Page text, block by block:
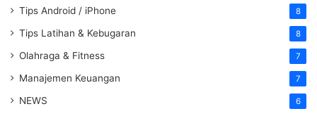
Tips Android / iPhone 8
Tips Latihan & Kebugaran 8
Olahraga & Fitness 7
Manajemen Keuangan 7
NEWS 6